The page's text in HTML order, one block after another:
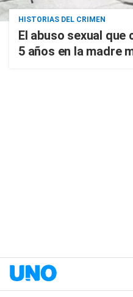
HISTORIAS DEL CRIMEN
El abuso sexual que
5 años en la madre